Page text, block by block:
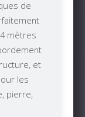
de
mètres
et
les
pierre,